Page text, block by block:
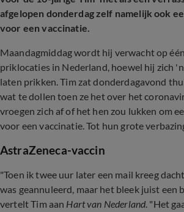
afgelopen donderdag zelf namelijk ook
voor een vaccinatie.
Maandagmiddag wordt hij verwacht op
priklocaties in Nederland, hoewel hij zich
laten prikken. Tim zat donderdagavond
wat te dollen toen ze het over het
vroegen zich af of het hen zou lukken om
voor een vaccinatie. Tot hun grote
AstraZeneca-vaccin
"Toen ik twee uur later een mail kreeg
was geannuleerd, maar het bleek juist een
vertelt Tim aan Hart van Nederland. "Het